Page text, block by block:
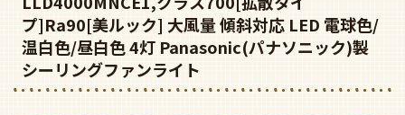
プ]Ra90[美ルック] 大風量 傾斜対応 LED 電球色/
温白色/昼白色 4灯 Panasonic(パナソニック)製
シーリングファンライト